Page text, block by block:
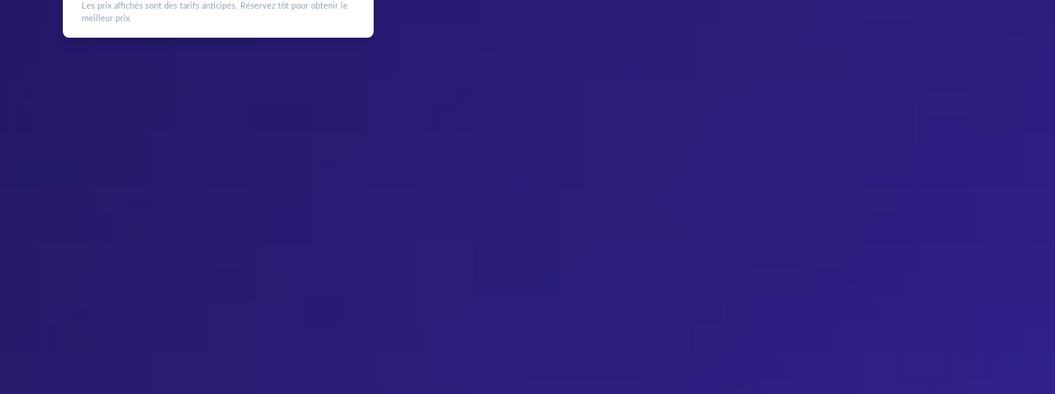
Les prix affichés sont des tarifs anticipés. Réservez tôt pour obtenir le
meilleur prix.